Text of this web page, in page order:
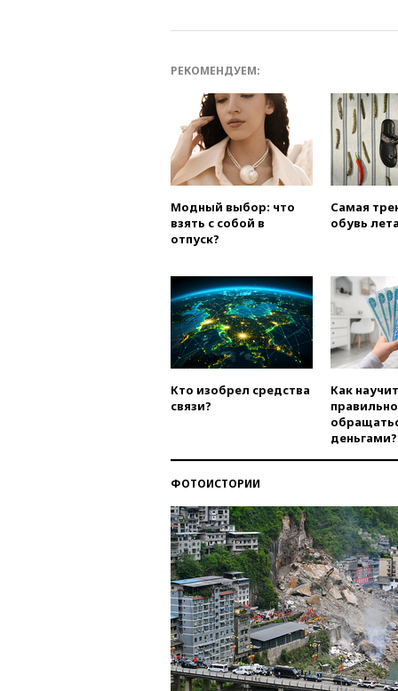
РЕКОМЕНДУЕМ:
Модный выбор: что
взять с собой в
отпуск?
Самая
обувь
Кто изобрел средства
связи?
Как
правильно
деньгами?
ФОТОИСТОРИИ